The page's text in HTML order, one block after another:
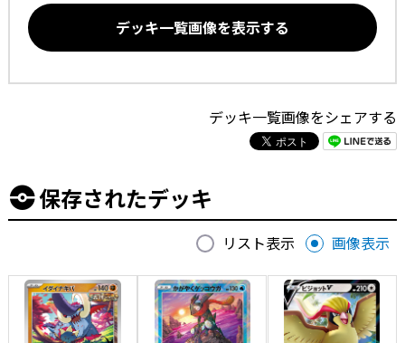
デッキ一覧画像を表示する
デッキ一覧画像をシェアする
保存されたデッキ
リスト表示 画像表示